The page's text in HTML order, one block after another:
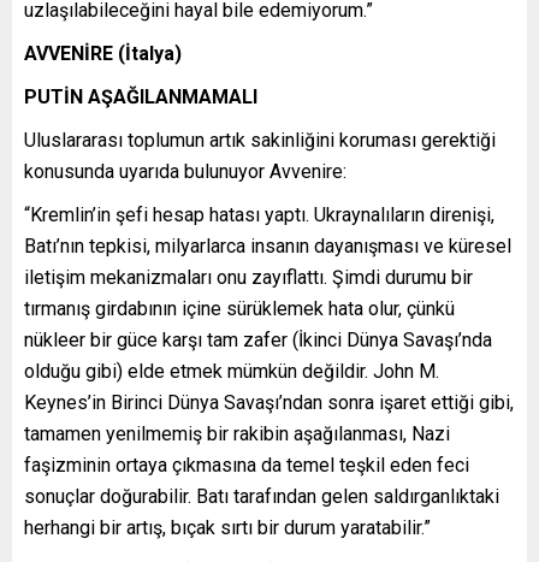
uzlaşılabileceğini hayal bile edemiyorum.”
AVVENİRE (İtalya)
PUTİN AŞAĞILANMAMALI
Uluslararası toplumun artık sakinliğini koruması gerektiği
konusunda uyarıda bulunuyor Avvenire:
“Kremlin’in şefi hesap hatası yaptı. Ukraynalıların direnişi,
Batı’nın tepkisi, milyarlarca insanın dayanışması ve küresel
iletişim mekanizmaları onu zayıflattı. Şimdi durumu bir
tırmanış girdabının içine sürüklemek hata olur, çünkü
nükleer bir güce karşı tam zafer (İkinci Dünya Savaşı’nda
olduğu gibi) elde etmek mümkün değildir. John M.
Keynes’in Birinci Dünya Savaşı’ndan sonra işaret ettiği gibi,
tamamen yenilmemiş bir rakibin aşağılanması, Nazi
faşizminin ortaya çıkmasına da temel teşkil eden feci
sonuçlar doğurabilir. Batı tarafından gelen saldırganlıktaki
herhangi bir artış, bıçak sırtı bir durum yaratabilir.”